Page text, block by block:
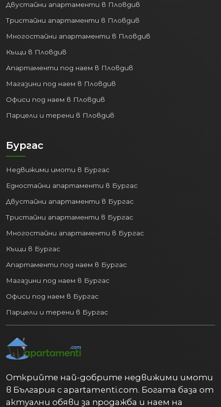
на големия град и спокойствието на
морския курорт:
Природни дадености:Красиви
плажове, обширна Морска градина за
разходки и отдих, чист въздух.
музеи, галерии, целогодишни
фестивали и събития.
Образование и Здравеопазване:
Технически университет,
добри училища, модерни болници и
медицински центрове.
ресторанти, кафенета, барове,
клубове и търговски центрове.
4. Разнообразен пазар на
недвижими имоти:
Пазарът на
недвижими имоти във
Варнапредлага по нещо за всеки вкус и
бюджет:
Апартаменти:От модерни
новопостроени комплекси с гледка
жилища в утвърдени квартали.
града, така и в спокойните
предградия и вилни зони.
Инвестиционни имоти:
Двустайни апартаменти в Пловдив
Тристайни апартаменти в Пловдив
Многостайни апартаменти в Пловдив
Къщи в Пловдив
Апартаменти под наем в Пловдив
Магазини под наем в Пловдив
Офиси под наем в Пловдив
Парцели и терени в Пловдив
Бургас
Недвижими имоти в Бургас
Едностайни апартаменти в Бургас
Двустайни апартаменти в Бургас
Тристайни апартаменти в Бургас
Многостайни апартаменти в Бургас
Къщи в Бургас
Апартаменти под наем в Бургас
Магазини под наем в Бургас
Офиси под наем в Бургас
Парцели и терени в Бургас
Открийте най-добрите недвижими имоти
в България с apartamenti.com. Богата база от
актуални обяви за продажба и наем на